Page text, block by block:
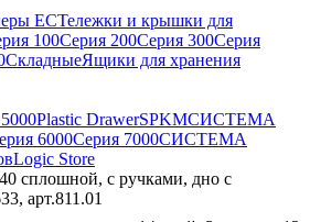
ЕСТележки и крышки для
100Серия 200Серия 300Серия
СкладныеЯщики для хранения
Plastic DrawerSPKMСИСТЕМА
6000Серия 7000СИСТЕМА
Logic Store
сплошной, с ручками, дно с
арт.811.01